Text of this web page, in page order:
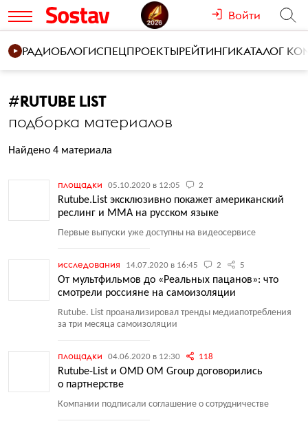
Войти
РАДИОБЛОГИСПЕЦПРОЕКТЫРЕЙТИНГИКАТАЛОГ
#RUTUBE LIST
подборка материалов
Найдено 4 материала
площадки 05.10.2020 в 12:05 2
Rutube.List эксклюзивно покажет американский
реслинг и ММА на русском языке
Первые выпуски уже доступны на видеосервисе
исследования 14.07.2020 в 16:45 2 5
От мультфильмов до «Реальных пацанов»: что
смотрели россияне на самоизоляции
Rutube. List проанализировал тренды медиапотребления
за три месяца самоизоляции
площадки 04.06.2020 в 12:30 118
Rutube-List и OMD OM Group договорились
о партнерстве
Компании подписали соглашение о сотрудничестве